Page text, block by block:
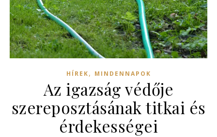
HÍREK, MINDENNAPOK
Az igazság védője
szereposztásának titkai és
érdekességei